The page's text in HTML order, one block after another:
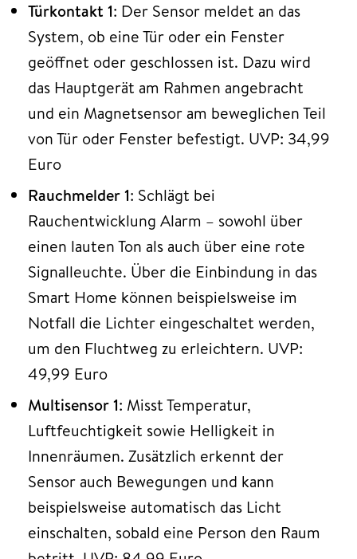
Türkontakt 1: Der Sensor meldet an das
System, ob eine Tür oder ein Fenster
geöffnet oder geschlossen ist. Dazu wird
das Hauptgerät am Rahmen angebracht
und ein Magnetsensor am beweglichen Teil
von Tür oder Fenster befestigt. UVP: 34,99
Euro
Rauchmelder 1: Schlägt bei
Rauchentwicklung Alarm – sowohl über
einen lauten Ton als auch über eine rote
Signalleuchte. Über die Einbindung in das
Smart Home können beispielsweise im
Notfall die Lichter eingeschaltet werden,
um den Fluchtweg zu erleichtern. UVP:
49,99 Euro
Multisensor 1: Misst Temperatur,
Luftfeuchtigkeit sowie Helligkeit in
Innenräumen. Zusätzlich erkennt der
Sensor auch Bewegungen und kann
beispielsweise automatisch das Licht
einschalten, sobald eine Person den Raum